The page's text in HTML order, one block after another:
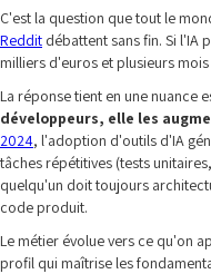
C'est la question que tout le
Reddit débattent sans fin. Si l'IA
milliers d'euros et plusieurs
La réponse tient en une nuance
développeurs, elle les
2024, l'adoption d'outils d'IA
tâches répétitives (tests
quelqu'un doit toujours
code produit.
Le métier évolue vers ce qu'on
profil qui maîtrise les